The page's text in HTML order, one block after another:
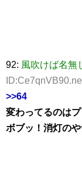
92: 風吹けば名無
>>64
変わってるのは
ボブッ！消灯の